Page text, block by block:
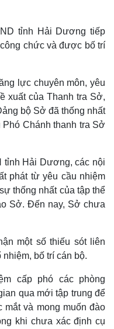
tỉnh Hải Dương tiếp
chức và được bố trí
lực chuyên môn, yêu
xuất của Thanh tra Sở,
bộ Sở đã thống nhất
Chánh thanh tra Sở
tỉnh Hải Dương, các nội
phát từ yêu cầu nhiệm
thống nhất của tập thể
Sở. Đến nay, Sở chưa
một số thiếu sót liên
bố trí cán bộ.
cấp phó các phòng
qua mới tập trung để
và mong muốn đào
khi chưa xác định cụ